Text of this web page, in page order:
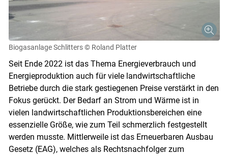
Skip to main content
Biogasanlage Schlitters © Roland Platter
Seit Ende 2022 ist das Thema Energieverbrauch und
Energieproduktion auch für viele landwirtschaftliche
Betriebe durch die stark gestiegenen Preise verstärkt in den
Fokus gerückt. Der Bedarf an Strom und Wärme ist in
vielen landwirtschaftlichen Produktionsbereichen eine
essenzielle Größe, wie zum Teil schmerzlich festgestellt
werden musste. Mittlerweile ist das Erneuerbaren Ausbau
Gesetz (EAG), welches als Rechtsnachfolger zum